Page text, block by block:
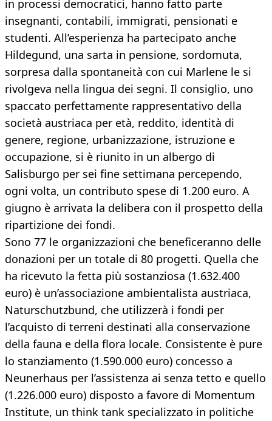
in processi democratici, hanno fatto parte
insegnanti, contabili, immigrati, pensionati e
studenti. All’esperienza ha partecipato anche
Hildegund, una sarta in pensione, sordomuta,
sorpresa dalla spontaneità con cui Marlene le si
rivolgeva nella lingua dei segni. Il consiglio, uno
spaccato perfettamente rappresentativo della
società austriaca per età, reddito, identità di
genere, regione, urbanizzazione, istruzione e
occupazione, si è riunito in un albergo di
Salisburgo per sei fine settimana percependo,
ogni volta, un contributo spese di 1.200 euro. A
giugno è arrivata la delibera con il prospetto della
ripartizione dei fondi.
Sono 77 le organizzazioni che beneficeranno delle
donazioni per un totale di 80 progetti. Quella che
ha ricevuto la fetta più sostanziosa (1.632.400
euro) è un’associazione ambientalista austriaca,
Naturschutzbund, che utilizzerà i fondi per
l’acquisto di terreni destinati alla conservazione
della fauna e della flora locale. Consistente è pure
lo stanziamento (1.590.000 euro) concesso a
Neunerhaus per l’assistenza ai senza tetto e quello
(1.226.000 euro) disposto a favore di Momentum
Institute, un think tank specializzato in politiche